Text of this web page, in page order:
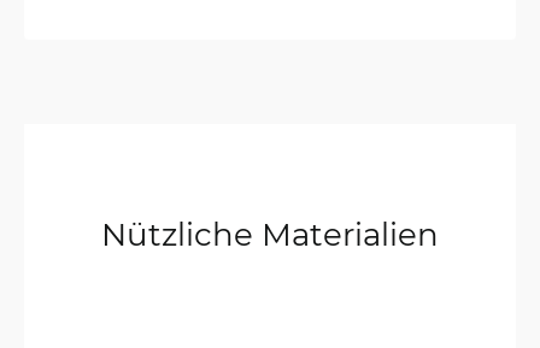
Nützliche Materialien